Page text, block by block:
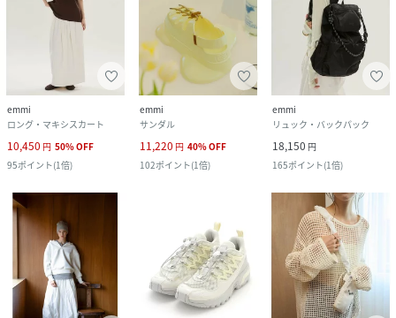
emmi
ロング・マキシスカート
10,450 円 50%OFF
95ポイント(1倍)
emmi
サンダル
11,220 円 40%OFF
102ポイント(1倍)
emmi
リュック・バックパック
18,150 円
165ポイント(1倍)